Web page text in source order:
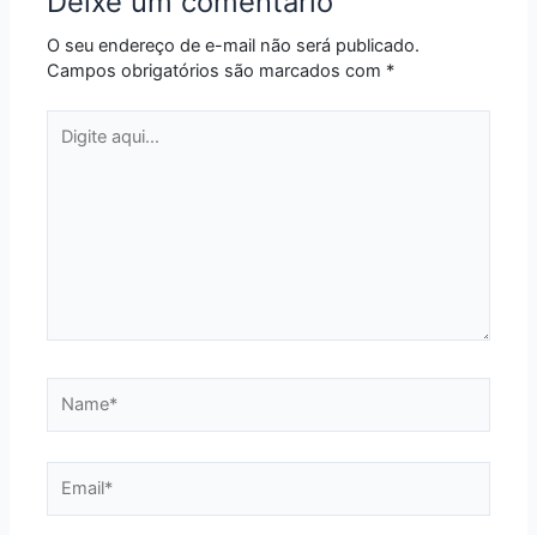
O seu endereço de e-mail não será publicado.
Campos obrigatórios são marcados com *
aqui...